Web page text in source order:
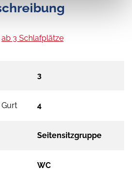
ab 3 Schlafplätze
3
4
Seitensitzgruppe
WC